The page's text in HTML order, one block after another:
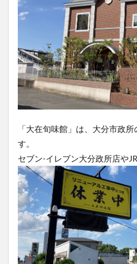
「大在旬味館」は、大分市政
す。
セブン-イレブン大分政所店や
中央町
中津市 中
佐伯市ランチ
保護猫
催事 公園
別府市
別府観光 古
古着
台湾料理 和
地獄めぐり
大分グルメ
大分スイーツ
大分三好ヴァイセアドラー
大分県
大分県立美術館
大分駅近く
大神ファーム
姫島村
子ども教室
宇佐市
屋台
庄内町カフェ
府内
新店
日出 日出町